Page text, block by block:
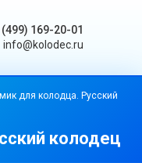
(499) 169-20-01
info@kolodec.ru
для колодца. Русский
колодец